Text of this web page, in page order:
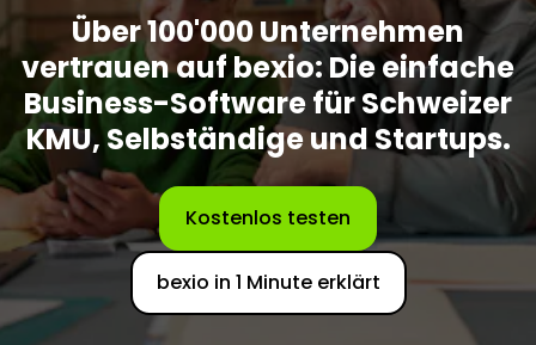
Über 100'000 Unternehmen
vertrauen auf bexio: Die einfache
Business-Software für Schweizer
KMU, Selbständige und Startups.
Kostenlos testen
bexio in 1 Minute erklärt